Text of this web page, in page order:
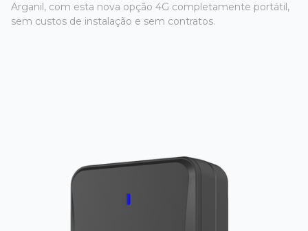
Arganil, com esta nova opção 4G completamente portátil,
sem custos de instalação e sem contratos.